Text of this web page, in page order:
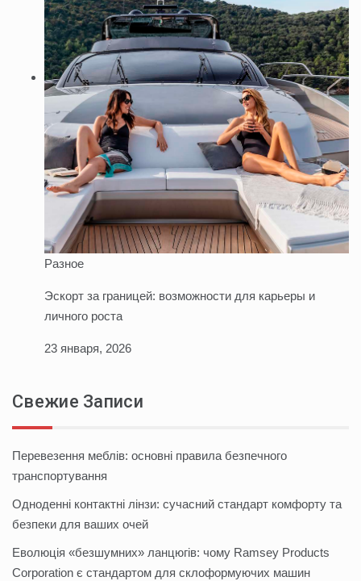
Разное
Эскорт за границей: возможности для карьеры и
личного роста
23 января, 2026
Свежие Записи
Перевезення меблів: основні правила безпечного
транспортування
Одноденні контактні лінзи: сучасний стандарт комфорту та
безпеки для ваших очей
Еволюція «безшумних» ланцюгів: чому Ramsey Products
Corporation є стандартом для склоформуючих машин